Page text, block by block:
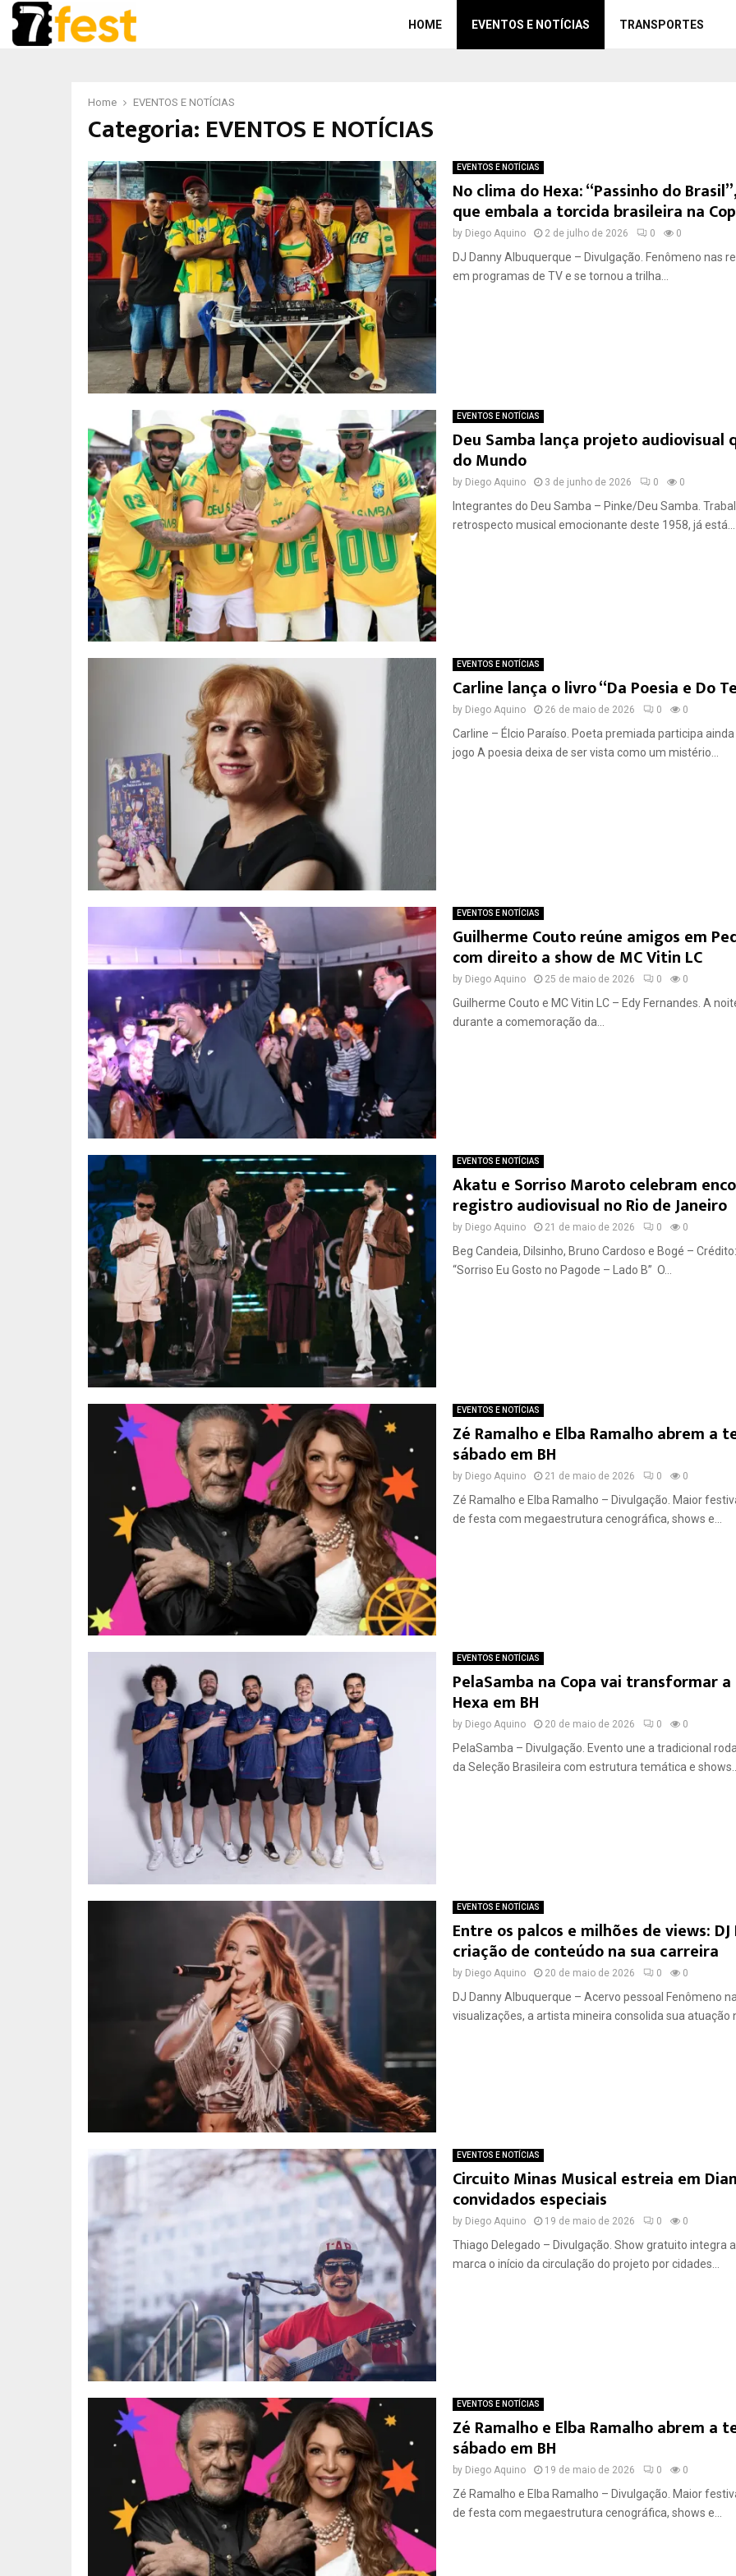
HOME EVENTOS E NOTÍCIAS TRANSPORTES
Home EVENTOS E NOTÍCIAS
Categoria: EVENTOS E NOTÍCIAS
EVENTOS E NOTÍCIAS
No clima do Hexa: “Passinho do
que embala a torcida brasileira na
by Diego Aquino 2 de julho de 2026 0 0
DJ Danny Albuquerque – Divulgação. Fenômeno nas
em programas de TV e se tornou a trilha...
EVENTOS E NOTÍCIAS
Deu Samba lança projeto audiovisual
do Mundo
by Diego Aquino 3 de junho de 2026 0 0
Integrantes do Deu Samba – Pinke/Deu Samba.
retrospecto musical emocionante deste 1958, já está...
EVENTOS E NOTÍCIAS
Carline lança o livro “Da Poesia e Do
by Diego Aquino 26 de maio de 2026 0 0
Carline – Élcio Paraíso. Poeta premiada participa
jogo A poesia deixa de ser vista como um mistério...
EVENTOS E NOTÍCIAS
Guilherme Couto reúne amigos em
com direito a show de MC Vitin LC
by Diego Aquino 25 de maio de 2026 0 0
Guilherme Couto e MC Vitin LC – Edy Fernandes. A
durante a comemoração da...
EVENTOS E NOTÍCIAS
Akatu e Sorriso Maroto celebram
registro audiovisual no Rio de Janeiro
by Diego Aquino 21 de maio de 2026 0 0
Beg Candeia, Dilsinho, Bruno Cardoso e Bogé –
“Sorriso Eu Gosto no Pagode – Lado B” O...
EVENTOS E NOTÍCIAS
Zé Ramalho e Elba Ramalho abrem a
sábado em BH
by Diego Aquino 21 de maio de 2026 0 0
Zé Ramalho e Elba Ramalho – Divulgação. Maior
de festa com megaestrutura cenográfica, shows e...
EVENTOS E NOTÍCIAS
PelaSamba na Copa vai transformar
Hexa em BH
by Diego Aquino 20 de maio de 2026 0 0
PelaSamba – Divulgação. Evento une a tradicional
da Seleção Brasileira com estrutura temática e
EVENTOS E NOTÍCIAS
Entre os palcos e milhões de views:
criação de conteúdo na sua carreira
by Diego Aquino 20 de maio de 2026 0 0
DJ Danny Albuquerque – Acervo pessoal Fenômeno
visualizações, a artista mineira consolida sua atuação
EVENTOS E NOTÍCIAS
Circuito Minas Musical estreia em
convidados especiais
by Diego Aquino 19 de maio de 2026 0 0
Thiago Delegado – Divulgação. Show gratuito integra
marca o início da circulação do projeto por cidades...
EVENTOS E NOTÍCIAS
Zé Ramalho e Elba Ramalho abrem a
sábado em BH
by Diego Aquino 19 de maio de 2026 0 0
Zé Ramalho e Elba Ramalho – Divulgação. Maior
de festa com megaestrutura cenográfica, shows e...